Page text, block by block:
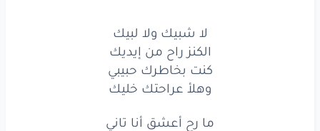
والصادق طلعكذاب
جبروسكرناالباب
انكسر مايتصلح
لا شبيك ولا لبيك
الكنز راح من إيديك
كنت بخاطرك حبيبي
وهلأ عراحتك خليك
ما رح أعشق أنا تاني